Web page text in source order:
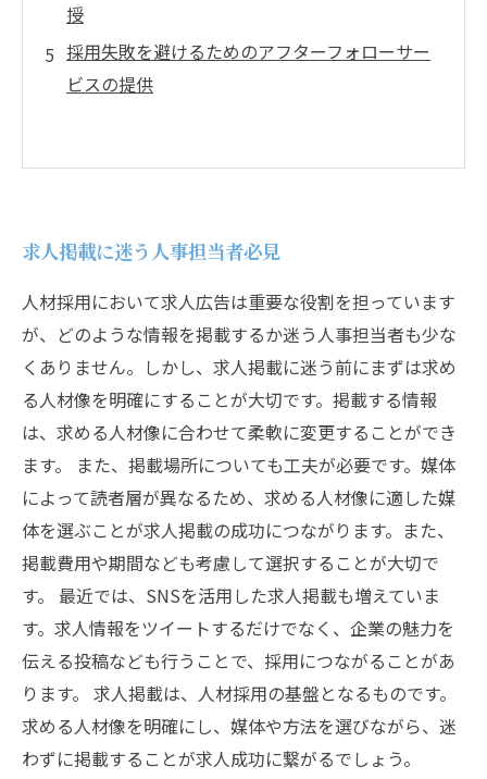
授
採用失敗を避けるためのアフターフォローサー
ビスの提供
求人掲載に迷う人事担当者必見
人材採用において求人広告は重要な役割を担っています
が、どのような情報を掲載するか迷う人事担当者も少な
くありません。しかし、求人掲載に迷う前にまずは求め
る人材像を明確にすることが大切です。掲載する情報
は、求める人材像に合わせて柔軟に変更することができ
ます。 また、掲載場所についても工夫が必要です。媒体
によって読者層が異なるため、求める人材像に適した媒
体を選ぶことが求人掲載の成功につながります。また、
掲載費用や期間なども考慮して選択することが大切で
す。 最近では、SNSを活用した求人掲載も増えていま
す。求人情報をツイートするだけでなく、企業の魅力を
伝える投稿なども行うことで、採用につながることがあ
ります。 求人掲載は、人材採用の基盤となるものです。
求める人材像を明確にし、媒体や方法を選びながら、迷
わずに掲載することが求人成功に繋がるでしょう。